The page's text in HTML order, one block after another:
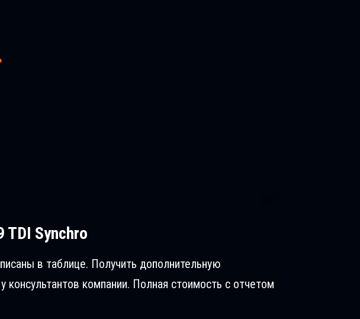
Synchro
в таблице. Получить дополнительную
компании. Полная стоимость с отчетом